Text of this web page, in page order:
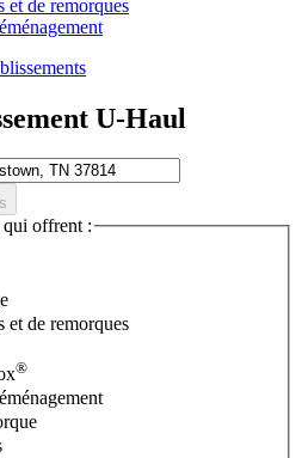
et de remorques
U-Haul
qui offrent :
et de remorques
®